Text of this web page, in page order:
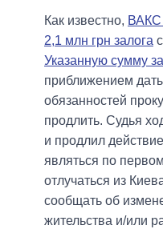
Как известно, ВАКС
2,1 млн грн залога
Указанную сумму
приближением
обязанностей
продлить. Судья
и продлил
являться по
отлучаться из
сообщать об
жительства и/или